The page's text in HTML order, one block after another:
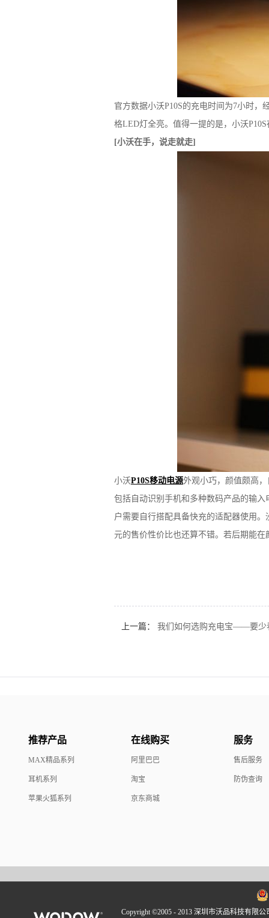
官方数据小沃P10S的充电时间为7小时
格LED灯全亮。值得一提的是，小沃
[小沃在手，说走就走]
小沃P10S移动电源外观小巧，颜值颇高
包括自动识别手机和多种数码产品的输
户需要自行搭配具备快充的适配器使用
元的售价性价比也还算不错。若后期能
上一篇： 我们如何选购充电宝——要少
推荐产品
MAX精品系列
耳机系列
苹果火狐系列
在线购买
阿里巴巴
淘宝
京东商城
服务
售后服务
防伪查询
Copyright ©2005 - 2013 深圳市沃品科技有限公